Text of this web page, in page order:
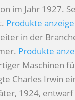
im Jahr 1927.
Produkte
in der
Produkte
Maschinen
Charles Irwin
1924,